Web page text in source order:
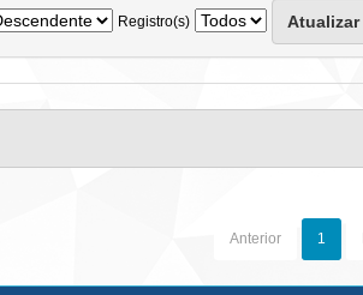
Registro(s)
Anterior 1